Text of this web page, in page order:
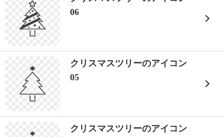
06
クリスマスツリーのアイコン
05
クリスマスツリーのアイコン